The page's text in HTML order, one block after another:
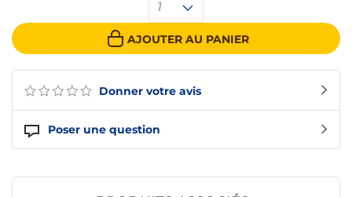
Donner votre avis
Poser une question
1
AJOUTER AU PANIER